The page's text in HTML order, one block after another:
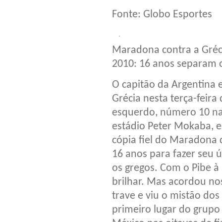
Fonte: Globo Esportes
Maradona contra a
2010: 16 anos separam
O capitão da Argentina
Grécia nesta terça-
esquerdo, número 10
estádio Peter Mokaba,
cópia fiel do Maradona
16 anos para fazer seu
os gregos. Com o Pibe
brilhar. Mas acordou
trave e viu o mistão
primeiro lugar do